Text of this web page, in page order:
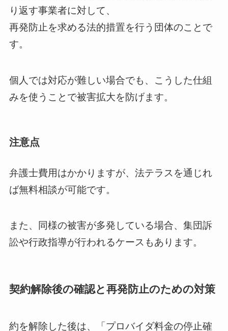
り返す事業者に対して、
再発防止を求める法的措置を行う団体のことで
す。
個人では対応が難しい場合でも、こうした仕組
みを使うことで被害拡大を防げます。
注意点
弁護士費用はかかりますが、法テラスを通じれ
ば無料相談が可能です。
また、同様の被害が多発している場合、集団訴
訟や行政指導が行われるケースもあります。
契約解除後の確認と再発防止のための対策
約を解除した後は、「プロバイダ料金の停止確